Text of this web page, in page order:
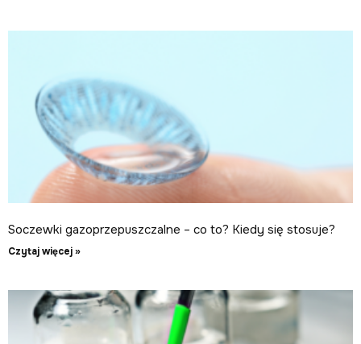
Soczewki gazoprzepuszczalne – co to? Kiedy się stosuje?
Czytaj więcej »